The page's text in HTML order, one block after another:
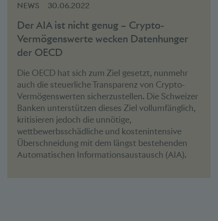
NEWS 30.06.2022
Der AIA ist nicht genug – Crypto-
Vermögenswerte wecken Datenhunger
der OECD
Die OECD hat sich zum Ziel gesetzt, nunmehr
auch die steuerliche Transparenz von Crypto-
Vermögenswerten sicherzustellen. Die Schweizer
Banken unterstützen dieses Ziel vollumfänglich,
kritisieren jedoch die unnötige,
wettbewerbsschädliche und kostenintensive
Überschneidung mit dem längst bestehenden
Automatischen Informationsaustausch (AIA).